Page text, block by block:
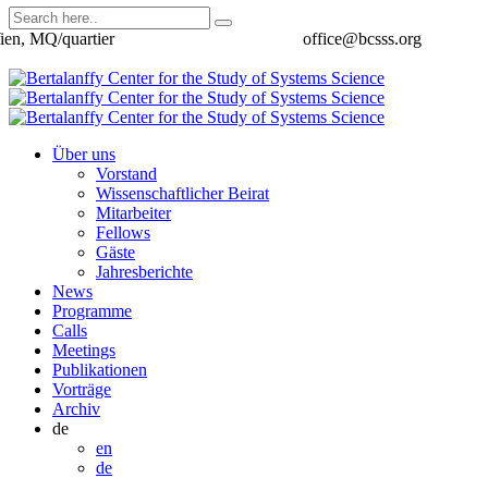
office@bcsss.org
MQ/quartier
Über uns
Vorstand
Wissenschaftlicher Beirat
Mitarbeiter
Fellows
Gäste
Jahresberichte
News
Programme
Calls
Meetings
Publikationen
Vorträge
Archiv
de
en
de